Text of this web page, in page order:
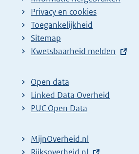
Privacy en cookies
Toegankelijkheid
Sitemap
E
t
e
r
l
Kwetsbaarheid melden
Open data
Linked Data Overheid
PUC Open Data
MijnOverheid.nl
E
Rijksoverheid.nl